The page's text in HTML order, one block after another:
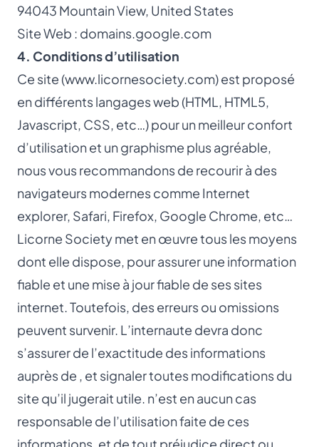
94043 Mountain View, United States
Site Web : domains.google.com
4. Conditions d’utilisation
Ce site (www.licornesociety.com) est proposé
en différents langages web (HTML, HTML5,
Javascript, CSS, etc…) pour un meilleur confort
d’utilisation et un graphisme plus agréable,
nous vous recommandons de recourir à des
navigateurs modernes comme Internet
explorer, Safari, Firefox, Google Chrome, etc…
Licorne Society met en œuvre tous les moyens
dont elle dispose, pour assurer une information
fiable et une mise à jour fiable de ses sites
internet. Toutefois, des erreurs ou omissions
peuvent survenir. L’internaute devra donc
s’assurer de l’exactitude des informations
auprès de , et signaler toutes modifications du
site qu’il jugerait utile. n’est en aucun cas
responsable de l’utilisation faite de ces